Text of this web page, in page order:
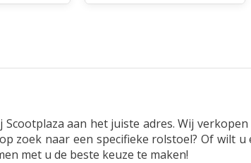
aan het juiste adres. Wij verkopen
zoek naar een specifieke rolstoel? Of wilt u
met u de beste keuze te maken!